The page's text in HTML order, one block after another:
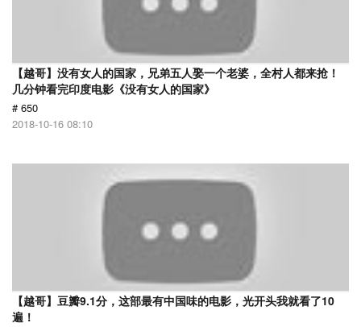
【越哥】没有女人的国家，兄弟五人娶一个老婆，全村人都来抢！
几分钟看完印度电影《没有女人的国家》
# 650
2018-10-16 08:10
【越哥】豆瓣9.1分，这部最有中国味的电影，光开头我就看了10
遍！